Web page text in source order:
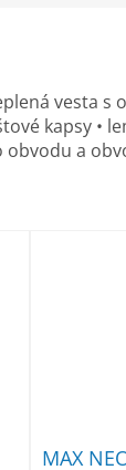
vesta s
kapsy •
a
MAX